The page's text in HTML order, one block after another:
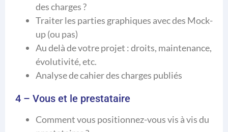
des charges ?
Traiter les parties graphiques avec des Mock-
up (ou pas)
Au delà de votre projet : droits, maintenance,
évolutivité, etc.
Analyse de cahier des charges publiés
4 – Vous et le prestataire
Comment vous positionnez-vous vis à vis du